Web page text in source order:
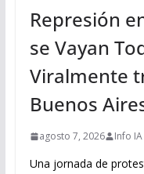
Represión
se Vayan
Viralmente
Buenos
agosto 7, 2026 Info IA
Una jornada de